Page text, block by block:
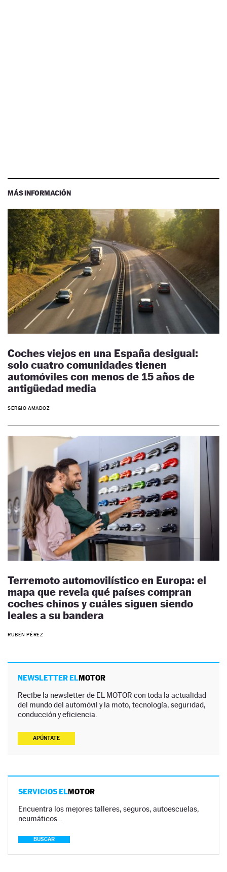
MÁS INFORMACIÓN
Coches viejos en una España desigual:
solo cuatro comunidades tienen
automóviles con menos de 15 años de
antigüedad media
SERGIO AMADOZ
Terremoto automovilístico en Europa: el
mapa que revela qué países compran
coches chinos y cuáles siguen siendo
leales a su bandera
RUBÉN PÉREZ
NEWSLETTER ELMOTOR
Recibe la newsletter de EL MOTOR con toda la actualidad
del mundo del automóvil y la moto, tecnología, seguridad,
conducción y eficiencia.
APÚNTATE
SERVICIOS ELMOTOR
Encuentra los mejores talleres, seguros, autoescuelas,
neumáticos…
BUSCAR